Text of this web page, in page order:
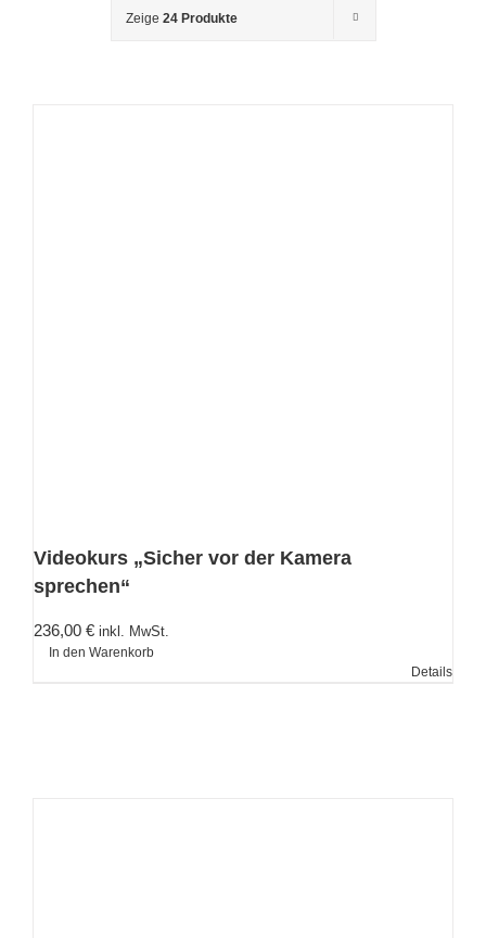
Zeige 24 Produkte
Videokurs „Sicher vor der Kamera
sprechen“
236,00 € inkl. MwSt.
In den Warenkorb
Details